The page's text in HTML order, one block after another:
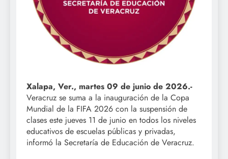
Xalapa, Ver., martes 09 de junio de 2026.-
Veracruz se suma a la inauguración de la Copa
Mundial de la FIFA 2026 con la suspensión de
clases este jueves 11 de junio en todos los niveles
educativos de escuelas públicas y privadas,
informó la Secretaría de Educación de Veracruz.